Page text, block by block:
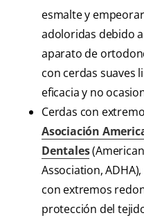
esmalte y
adoloridas debido
aparato de
con cerdas suaves
eficacia y no
Cerdas con
Asociación
Dentales
Association,
con extremos
protección del